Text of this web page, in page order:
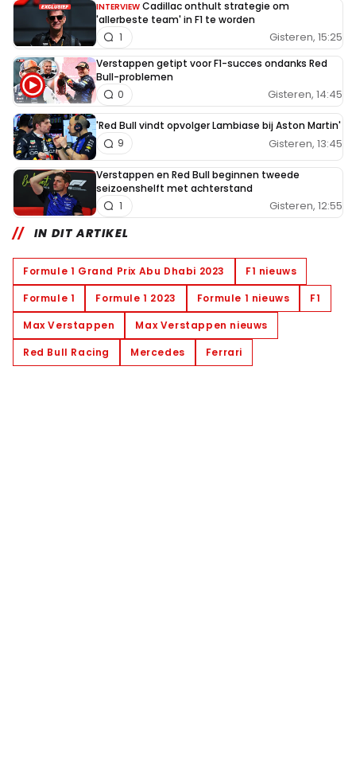
INTERVIEW Cadillac onthult strategie om
'allerbeste team' in F1 te worden
Gisteren, 15:25
1
Verstappen getipt voor F1-succes ondanks Red
Bull-problemen
Gisteren, 14:45
0
'Red Bull vindt opvolger Lambiase bij Aston Martin'
Gisteren, 13:45
9
Verstappen en Red Bull beginnen tweede
seizoenshelft met achterstand
Gisteren, 12:55
1
IN DIT ARTIKEL
Formule 1 Grand Prix Abu Dhabi 2023
F1 nieuws
Formule 1
Formule 1 2023 Formule 1 nieuws
F1
Max Verstappen
Max Verstappen nieuws
Red Bull Racing
Mercedes Ferrari